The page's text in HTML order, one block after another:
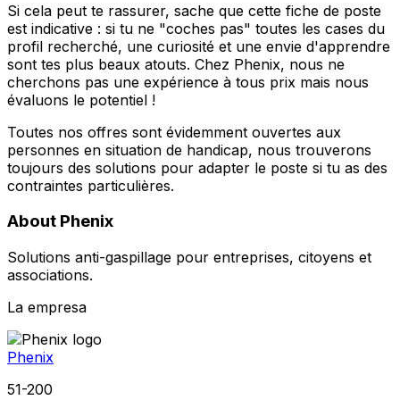
Si cela peut te rassurer, sache que cette fiche de poste
est indicative : si tu ne "coches pas" toutes les cases du
profil recherché, une curiosité et une envie d'apprendre
sont tes plus beaux atouts. Chez Phenix, nous ne
cherchons pas une expérience à tous prix mais nous
évaluons le potentiel !
Toutes nos offres sont évidemment ouvertes aux
personnes en situation de handicap, nous trouverons
toujours des solutions pour adapter le poste si tu as des
contraintes particulières.
About Phenix
Solutions anti-gaspillage pour entreprises, citoyens et
associations.
La empresa
Phenix
51-200